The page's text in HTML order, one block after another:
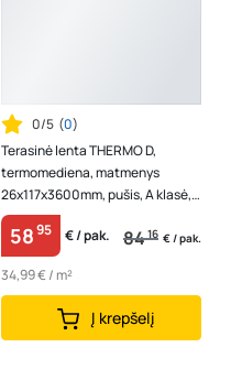
0/5 (0)
Terasinė lenta THERMO D,
termomediena, matmenys
26x117x3600mm, pušis, A klasė, 1
lenta - 0,4212 m2
5895 € / pak. 8416 € / pak.
34,99 € / m²
Į krepšelį